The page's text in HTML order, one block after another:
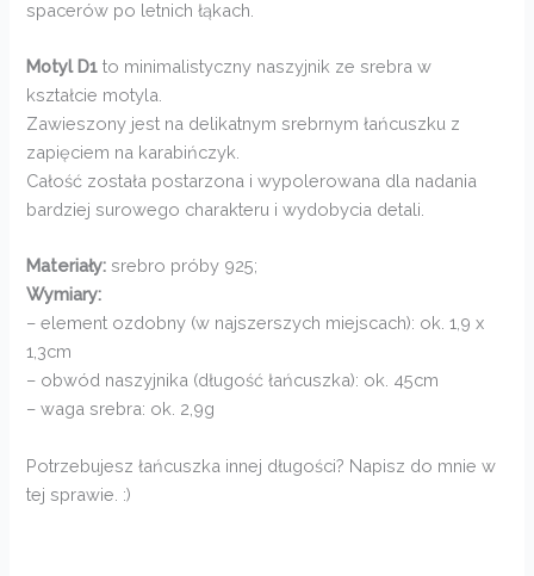
spacerów po letnich łąkach.
Motyl D1 to minimalistyczny naszyjnik ze srebra w
kształcie motyla.
Zawieszony jest na delikatnym srebrnym łańcuszku z
zapięciem na karabińczyk.
Całość została postarzona i wypolerowana dla nadania
bardziej surowego charakteru i wydobycia detali.
Materiały: srebro próby 925;
Wymiary:
– element ozdobny (w najszerszych miejscach): ok. 1,9 x
1,3cm
– obwód naszyjnika (długość łańcuszka): ok. 45cm
– waga srebra: ok. 2,9g
Potrzebujesz łańcuszka innej długości? Napisz do mnie w
tej sprawie. :)